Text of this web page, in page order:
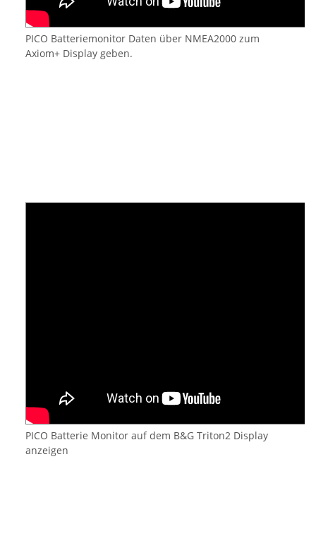
PICO Batteriemonitor Daten über NMEA2000 zum
Axiom+ Display geben.
PICO Batterie Monitor auf dem B&G Triton2 Display
anzeigen